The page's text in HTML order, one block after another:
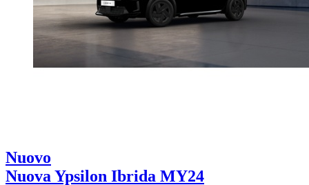
Nuovo
Nuova Ypsilon Ibrida MY24